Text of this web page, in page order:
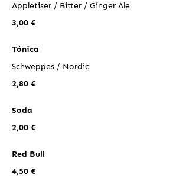
Appletiser / Bitter / Ginger Ale
3,00 €
Tónica
Schweppes / Nordic
2,80 €
Soda
2,00 €
Red Bull
4,50 €